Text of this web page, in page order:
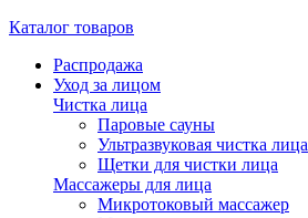
Каталог товаров
Распродажа
Уход за лицом
Чистка лица
Паровые сауны
Ультразвуковая чистка лица
Щетки для чистки лица
Массажеры для лица
Микротоковый массажер